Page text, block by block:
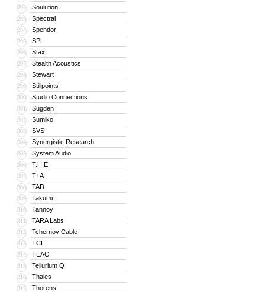
292 Soulution
293 Spectral
294 Spendor
295 SPL
296 Stax
297 Stealth Acoustics
298 Stewart
299 Stillpoints
300 Studio Connections
301 Sugden
302 Sumiko
303 SVS
304 Synergistic Research
305 System Audio
306 T.H.E.
307 T+A
308 TAD
309 Takumi
310 Tannoy
311 TARA Labs
312 Tchernov Cable
313 TCL
314 TEAC
315 Tellurium Q
316 Thales
317 Thorens